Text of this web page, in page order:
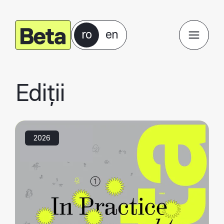
ro en
Ediții
2026